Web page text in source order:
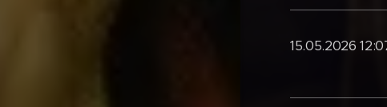
15.05.2026